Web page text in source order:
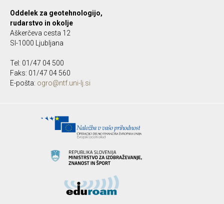
Oddelek za geotehnologijo,
rudarstvo in okolje
Aškerčeva cesta 12
SI-1000 Ljubljana
Tel: 01/47 04 500
Faks: 01/47 04 560
E-pošta: ogro@ntf.uni-lj.si